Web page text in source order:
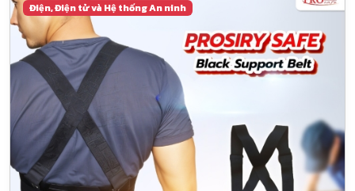
Điện, Điện tử và Hệ thống An ninh